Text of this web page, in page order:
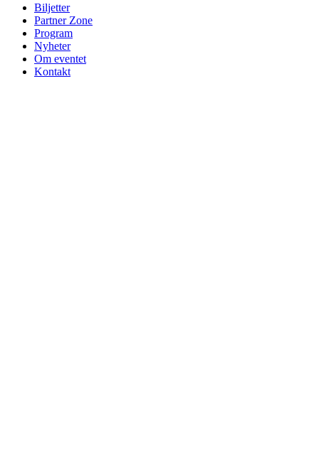
Biljetter
Partner Zone
Program
Nyheter
Om eventet
Kontakt